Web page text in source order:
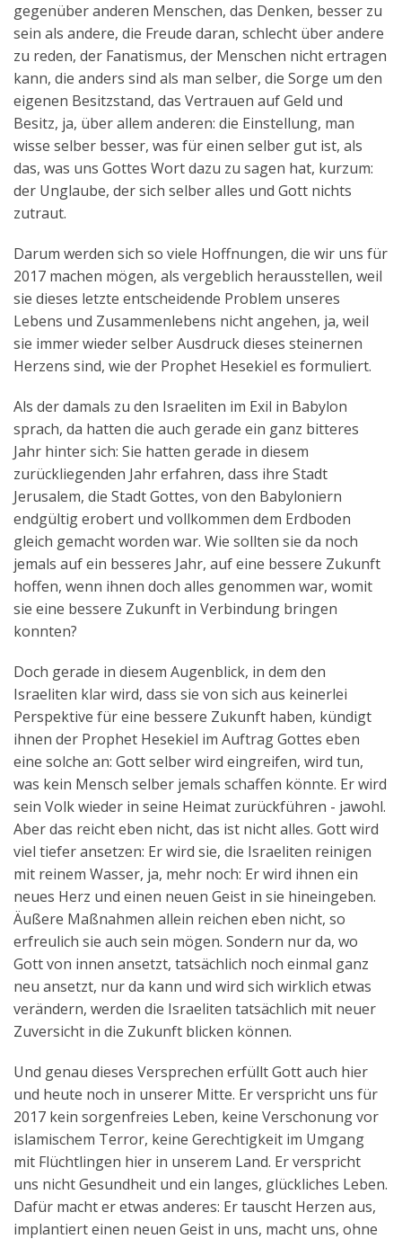
gegenüber anderen Menschen, das Denken, besser zu
sein als andere, die Freude daran, schlecht über andere
zu reden, der Fanatismus, der Menschen nicht ertragen
kann, die anders sind als man selber, die Sorge um den
eigenen Besitzstand, das Vertrauen auf Geld und
Besitz, ja, über allem anderen: die Einstellung, man
wisse selber besser, was für einen selber gut ist, als
das, was uns Gottes Wort dazu zu sagen hat, kurzum:
der Unglaube, der sich selber alles und Gott nichts
zutraut.
Darum werden sich so viele Hoffnungen, die wir uns für
2017 machen mögen, als vergeblich herausstellen, weil
sie dieses letzte entscheidende Problem unseres
Lebens und Zusammenlebens nicht angehen, ja, weil
sie immer wieder selber Ausdruck dieses steinernen
Herzens sind, wie der Prophet Hesekiel es formuliert.
Als der damals zu den Israeliten im Exil in Babylon
sprach, da hatten die auch gerade ein ganz bitteres
Jahr hinter sich: Sie hatten gerade in diesem
zurückliegenden Jahr erfahren, dass ihre Stadt
Jerusalem, die Stadt Gottes, von den Babyloniern
endgültig erobert und vollkommen dem Erdboden
gleich gemacht worden war. Wie sollten sie da noch
jemals auf ein besseres Jahr, auf eine bessere Zukunft
hoffen, wenn ihnen doch alles genommen war, womit
sie eine bessere Zukunft in Verbindung bringen
konnten?
Doch gerade in diesem Augenblick, in dem den
Israeliten klar wird, dass sie von sich aus keinerlei
Perspektive für eine bessere Zukunft haben, kündigt
ihnen der Prophet Hesekiel im Auftrag Gottes eben
eine solche an: Gott selber wird eingreifen, wird tun,
was kein Mensch selber jemals schaffen könnte. Er wird
sein Volk wieder in seine Heimat zurückführen - jawohl.
Aber das reicht eben nicht, das ist nicht alles. Gott wird
viel tiefer ansetzen: Er wird sie, die Israeliten reinigen
mit reinem Wasser, ja, mehr noch: Er wird ihnen ein
neues Herz und einen neuen Geist in sie hineingeben.
Äußere Maßnahmen allein reichen eben nicht, so
erfreulich sie auch sein mögen. Sondern nur da, wo
Gott von innen ansetzt, tatsächlich noch einmal ganz
neu ansetzt, nur da kann und wird sich wirklich etwas
verändern, werden die Israeliten tatsächlich mit neuer
Zuversicht in die Zukunft blicken können.
Und genau dieses Versprechen erfüllt Gott auch hier
und heute noch in unserer Mitte. Er verspricht uns für
2017 kein sorgenfreies Leben, keine Verschonung vor
islamischem Terror, keine Gerechtigkeit im Umgang
mit Flüchtlingen hier in unserem Land. Er verspricht
uns nicht Gesundheit und ein langes, glückliches Leben.
Dafür macht er etwas anderes: Er tauscht Herzen aus,
implantiert einen neuen Geist in uns, macht uns, ohne